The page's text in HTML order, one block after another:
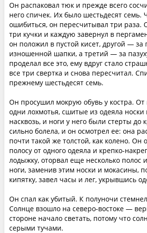
Он распаковал тюк и прежде всего
него спичек. Их было шестьдесят семь.
ошибиться, он пересчитывал три раза.
три кучки и каждую завернул в
он положил в пустой кисет, другой — за
изношенной шапки, а третий — за
проделал все это, ему вдруг стало
все три свертка и снова пересчитал.
прежнему шестьдесят семь.
Он просушил мокрую обувь у костра. От
одни лохмотья, сшитые из одеяла носки
насквозь, и ноги у него были стерты до
сильно болела, и он осмотрел ее: она
почти такой же толстой, как колено. Он
полосу от одного одеяла и крепко-
лодыжку, оторвал еще несколько полос
ноги, заменив этим носки и мокасины,
кипятку, завел часы и лег, укрывшись
Он спал как убитый. К полуночи
Солнце взошло на северо-востоке —
стороне начало светать, потому что
серыми тучами.